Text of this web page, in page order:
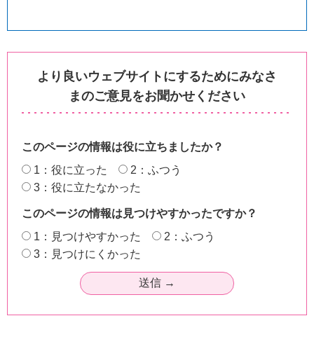
より良いウェブサイトにするためにみなさ
まのご意見をお聞かせください
このページの情報は役に立ちましたか？
1：役に立った
2：ふつう
3：役に立たなかった
このページの情報は見つけやすかったですか？
1：見つけやすかった
2：ふつう
3：見つけにくかった